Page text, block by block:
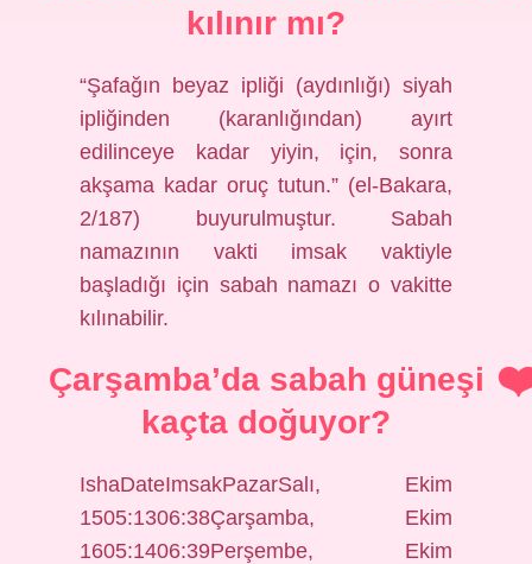
kılınır mı?
“Şafağın beyaz ipliği (aydınlığı) siyah
ipliğinden (karanlığından) ayırt
edilinceye kadar yiyin, için, sonra
akşama kadar oruç tutun.” (el-Bakara,
2/187) buyurulmuştur. Sabah
namazının vakti imsak vaktiyle
başladığı için sabah namazı o vakitte
kılınabilir.
Çarşamba’da sabah güneşi
kaçta doğuyor?
IshaDateImsakPazarSalı, Ekim
1505:1306:38Çarşamba, Ekim
1605:1406:39Perşembe, Ekim